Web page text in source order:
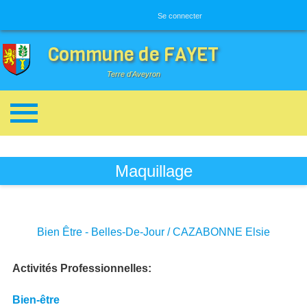
Se connecter
Commune de FAYET
Terre d'Aveyron
Maquillage
Bien Être - Belles-De-Jour / CAZABONNE Elsie
Activités Professionnelles
Bien-être